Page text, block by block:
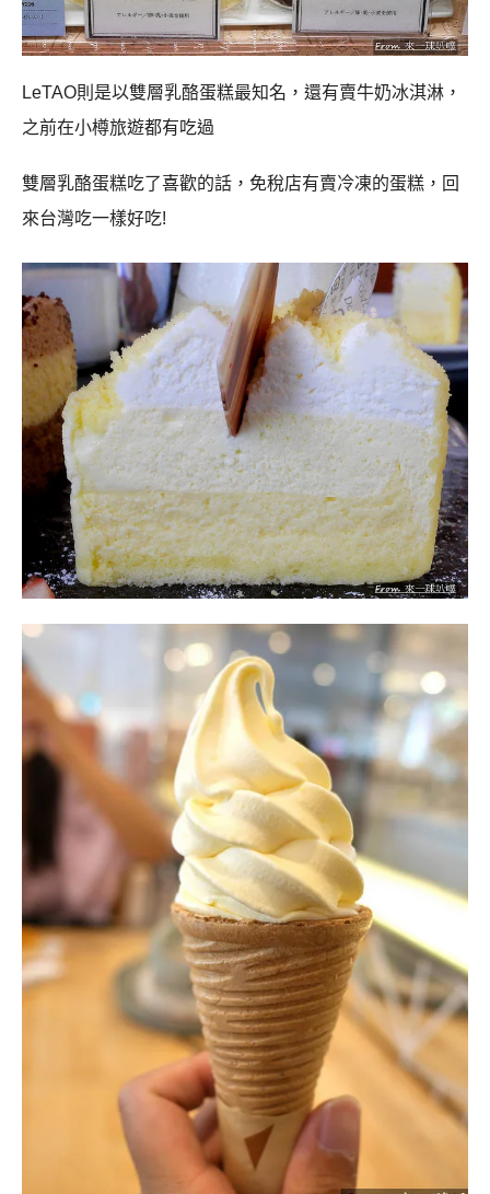
LeTAO則是以雙層乳酪蛋糕最知名，還有賣牛奶冰淇淋，
之前在小樽旅遊都有吃過
雙層乳酪蛋糕吃了喜歡的話，免稅店有賣冷凍的蛋糕，回
來台灣吃一樣好吃!